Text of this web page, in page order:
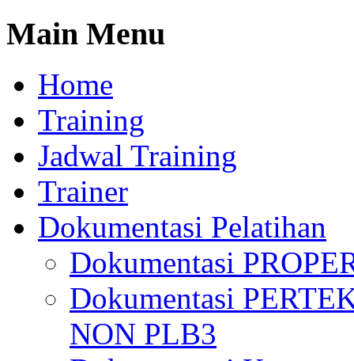
Main Menu
Home
Training
Jadwal Training
Trainer
Dokumentasi Pelatihan
Dokumentasi
Dokumentasi
NON PLB3